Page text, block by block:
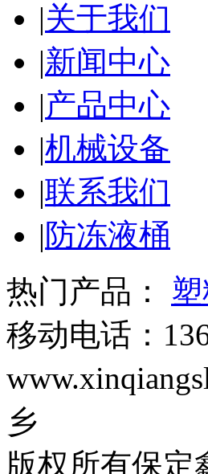
|关于我们
|新闻中心
|产品中心
|机械设备
|联系我们
|防冻液桶
热门产品：
移动电话：
乡
版权所有保